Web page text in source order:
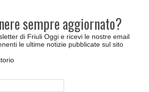
sempre aggiornato?
di Friuli Oggi e ricevi le nostre email
le ultime notizie pubblicate sul sito